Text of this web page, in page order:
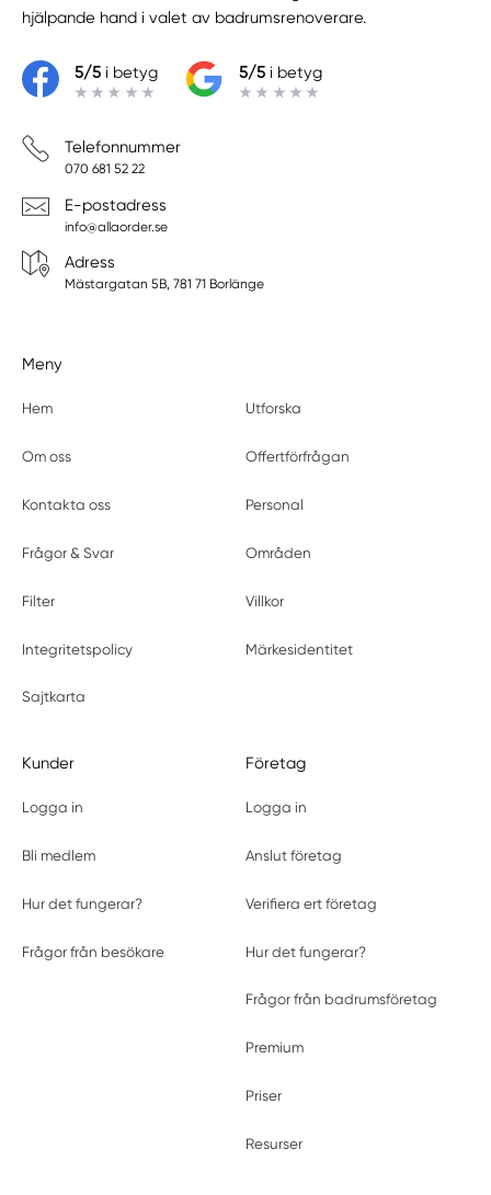
hjälpande hand i valet av badrumsrenoverare.
5/5i betyg 5/5i betyg
Telefonnummer
070 681 52 22
E-postadress
info@allaorder.se
Adress
Mästargatan 5B, 781 71 Borlänge
Meny
Hem Utforska
Om oss Offertförfrågan
Kontakta oss Personal
Frågor & Svar Områden
Filter Villkor
Integritetspolicy Märkesidentitet
Sajtkarta
Kunder
Logga in
Bli medlem
Hur det fungerar?
Frågor från besökare
Företag
Logga in
Anslut företag
Verifiera ert företag
Hur det fungerar?
Frågor från badrumsföretag
Premium
Priser
Resurser